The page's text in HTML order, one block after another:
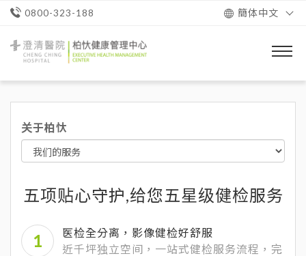
0800-323-188 簡体中文
清
院
关于柏忕
五项贴心守护,给您五星级健检服务
医检全分离，影像健检好舒服
近千坪独立空间，一站式健检服务流程，完